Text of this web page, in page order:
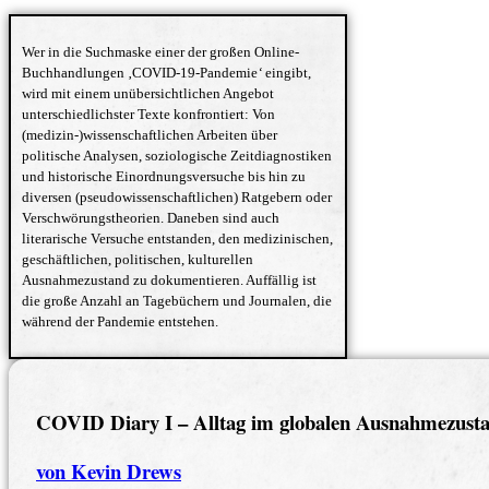
Wer in die Suchmaske einer der großen Online-
Buchhandlungen ‚COVID-19-Pandemie‘ eingibt,
wird mit einem unübersichtlichen Angebot
unterschiedlichster Texte konfrontiert: Von
(medizin-)wissenschaftlichen Arbeiten über
politische Analysen, soziologische Zeitdiagnostiken
und historische Einordnungsversuche bis hin zu
diversen (pseudowissenschaftlichen) Ratgebern oder
Verschwörungstheorien. Daneben sind auch
literarische Versuche entstanden, den medizinischen,
geschäftlichen, politischen, kulturellen
Ausnahmezustand zu dokumentieren. Auffällig ist
die große Anzahl an Tagebüchern und Journalen, die
während der Pandemie entstehen.
COVID Diary I – Alltag im globalen
von Kevin Drews